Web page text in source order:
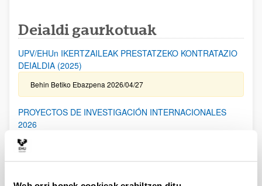
Deialdi gaurkotuak
UPV/EHUn IKERTZAILEAK PRESTATZEKO KONTRATAZIO
DEIALDIA (2025)
Behin Betiko Ebazpena 2026/04/27
PROYECTOS DE INVESTIGACIÓN INTERNACIONALES
2026